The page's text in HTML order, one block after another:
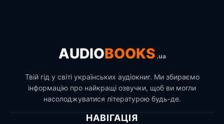
AUDIOBOOKS .ua
Твій гід у світі українських аудіокниг. Ми збираємо
інформацію про найкращі озвучки, щоб ви могли
насолоджуватися літературою будь-де.
НАВІГАЦІЯ